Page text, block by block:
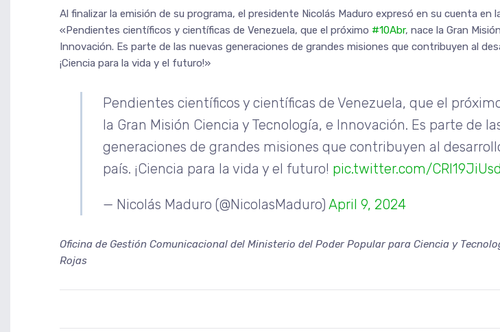
Al finalizar la emisión de su programa, el presidente Nicolás Maduro expresó en su cuenta en
«Pendientes científicos y científicas de Venezuela, que el próximo #10Abr, nace la Gran
Innovación. Es parte de las nuevas generaciones de grandes misiones que contribuyen al
¡Ciencia para la vida y el futuro!»
Pendientes científicos y científicas de Venezuela, que el
la Gran Misión Ciencia y Tecnología, e Innovación. Es parte de
generaciones de grandes misiones que contribuyen al
país. ¡Ciencia para la vida y el futuro! pic.twitter.com/CRI19JiUsd
— Nicolás Maduro (@NicolasMaduro) April 9, 2024
Oficina de Gestión Comunicacional del Ministerio del Poder Popular para Ciencia y
Rojas